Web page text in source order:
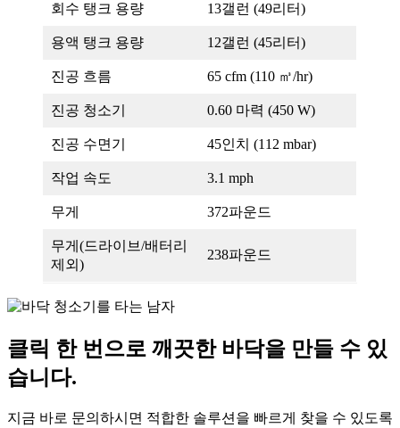
회수 탱크 용량 13갤런 (49리터)
용액 탱크 용량 12갤런 (45리터)
진공 흐름 65 cfm (110 ㎥/hr)
진공 청소기 0.60 마력 (450 W)
진공 수면기 45인치 (112 mbar)
작업 속도 3.1 mph
무게 372파운드
무게(드라이브/배터리
제외)
238파운드
클릭 한 번으로 깨끗한 바닥을 만들 수 있
습니다.
지금 바로 문의하시면 적합한 솔루션을 빠르게 찾을 수 있도록